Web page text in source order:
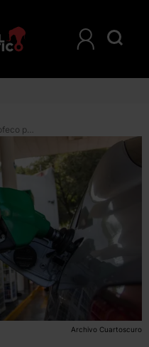
‘Litro x Litro’, la nueva app de Profeco para encontrar la gasolina más barata y denunciar irregularidades
Archivo Cuartoscuro